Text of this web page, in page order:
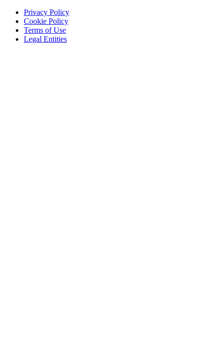
Privacy Policy
Cookie Policy
Terms of Use
Legal Entities